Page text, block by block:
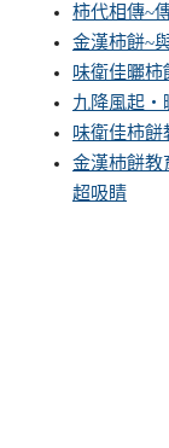
柿代相傳~
金漢柿餅~
味衛佳曬柿
九降風起‧
味衛佳柿餅
金漢杮餅教
超吸睛